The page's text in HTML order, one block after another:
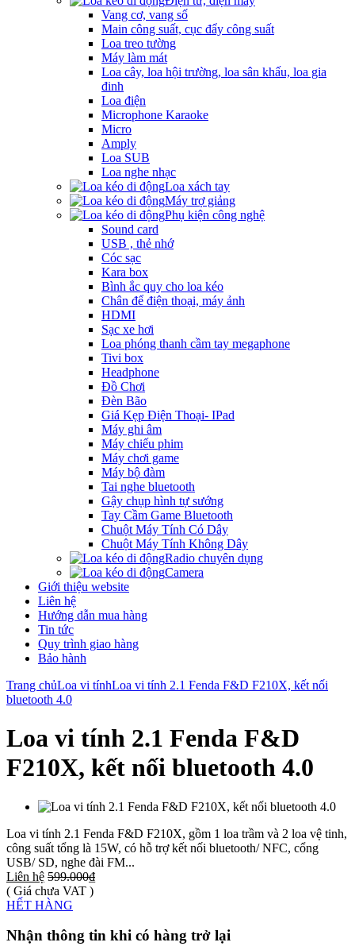
Vang cơ, vang số
Main công suất, cục đẩy công suất
Loa treo tường
Máy làm mát
Loa cây, loa hội trường, loa sân khấu, loa gia
đinh
Loa điện
Microphone Karaoke
Micro
Amply
Loa SUB
Loa nghe nhạc
Loa xách tay
Máy trợ giảng
Phụ kiện công nghệ
Sound card
USB , thẻ nhớ
Cóc sạc
Kara box
Bình ắc quy cho loa kéo
Chân để điện thoại, máy ảnh
HDMI
Sạc xe hơi
Loa phóng thanh cầm tay megaphone
Tivi box
Headphone
Đồ Chơi
Đèn Bão
Giá Kẹp Điện Thoại- IPad
Máy ghi âm
Máy chiếu phim
Máy chơi game
Máy bộ đàm
Tai nghe bluetooth
Gậy chụp hình tự sướng
Tay Cầm Game Bluetooth
Chuột Máy Tính Có Dây
Chuột Máy Tính Không Dây
Radio chuyên dụng
Camera
Giới thiệu website
Liên hệ
Hướng dẫn mua hàng
Tin tức
Quy trình giao hàng
Bảo hành
Trang chủLoa vi tínhLoa vi tính 2.1 Fenda F&D F210X, kết nối
bluetooth 4.0
Loa vi tính 2.1 Fenda F&D
F210X, kết nối bluetooth 4.0
Loa vi tính 2.1 Fenda F&D F210X, gồm 1 loa trầm và 2 loa vệ tinh,
công suất tổng là 15W, có hỗ trợ kết nối bluetooth/ NFC, cổng
USB/ SD, nghe đài FM...
Liên hệ 599.000₫
( Giá chưa VAT )
HẾT HÀNG
Nhận thông tin khi có hàng trở lại